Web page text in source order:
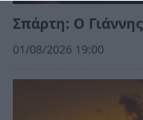
Σπάρτη: Ο
01/08/2026 19:00